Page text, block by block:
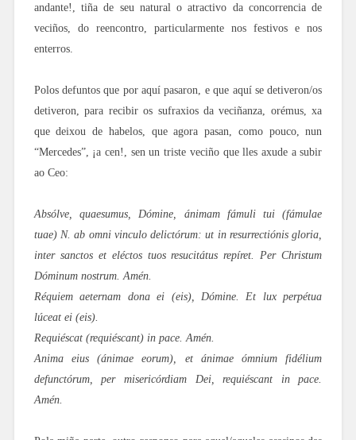
andante!, tiña de seu natural o atractivo da concorrencia de
veciños, do reencontro, particularmente nos festivos e nos
enterros.
Polos defuntos que por aquí pasaron, e que aquí se detiveron/os
detiveron, para recibir os sufraxios da veciñanza, orémus, xa
que deixou de habelos, que agora pasan, como pouco, nun
“Mercedes”, ¡a cen!, sen un triste veciño que lles axude a subir
ao Ceo:
Absólve, quaesumus, Dómine, ánimam fámuli tui (fámulae
tuae) N. ab omni vinculo delictórum: ut in resurrectiónis gloria,
inter sanctos et eléctos tuos resucitátus repíret. Per Christum
Dóminum nostrum. Amén.
Réquiem aeternam dona ei (eis), Dómine. Et lux perpétua
lúceat ei (eis).
Requiéscat (requiéscant) in pace. Amén.
Anima eius (ánimae eorum), et ánimae ómnium fidélium
defunctórum, per misericórdiam Dei, requiéscant in pace.
Amén.